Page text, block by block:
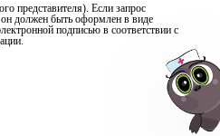
представителя). Если запрос
он должен быть оформлен в виде
подписью в соответствии с